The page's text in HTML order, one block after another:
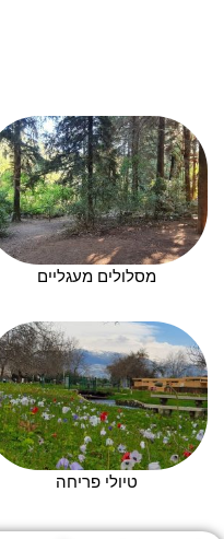
מסלולים מעגליים
טיולי פריחה